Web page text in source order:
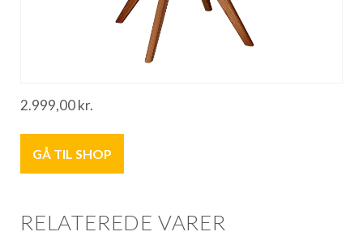
2.999,00kr.
GÅ TIL SHOP
RELATEREDE VARER